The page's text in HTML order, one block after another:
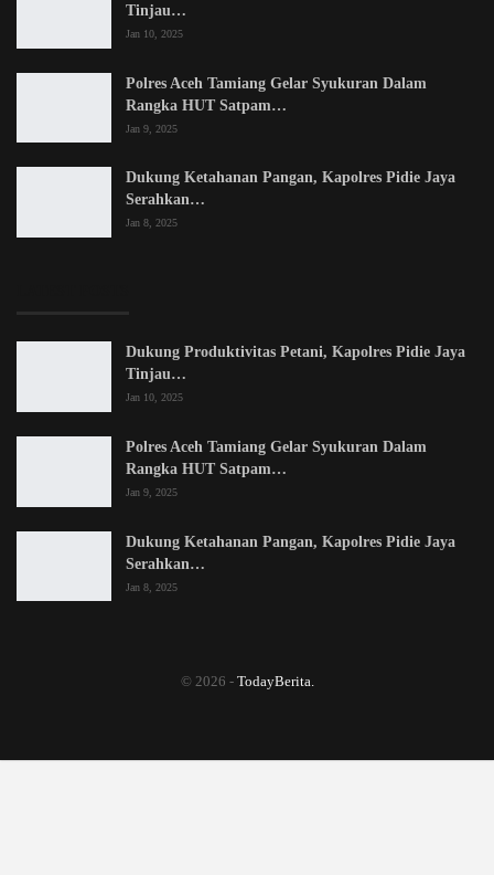
Tinjau…
Jan 10, 2025
Polres Aceh Tamiang Gelar Syukuran Dalam
Rangka HUT Satpam…
Jan 9, 2025
Dukung Ketahanan Pangan, Kapolres Pidie Jaya
Serahkan…
Jan 8, 2025
Dukung Produktivitas Petani, Kapolres Pidie Jaya
Tinjau…
Jan 10, 2025
Polres Aceh Tamiang Gelar Syukuran Dalam
Rangka HUT Satpam…
Jan 9, 2025
Dukung Ketahanan Pangan, Kapolres Pidie Jaya
Serahkan…
Jan 8, 2025
© 2026 - TodayBerita.